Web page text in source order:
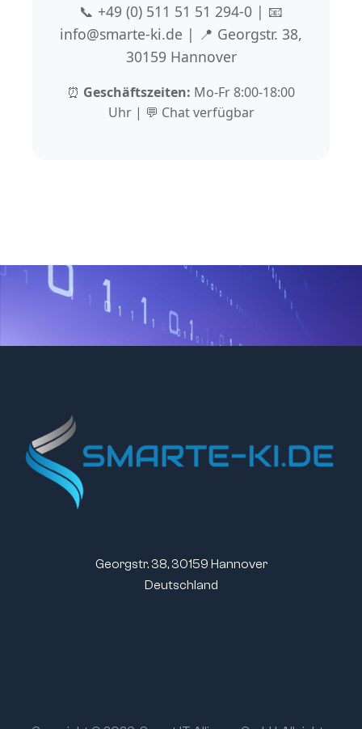
📞 +49 (0) 511 51 51 294-0 | 📧
info@smarte-ki.de | 📍 Georgstr. 38,
30159 Hannover
⏰ Geschäftszeiten: Mo-Fr 8:00-18:00
Uhr | 💬 Chat verfügbar
Georgstr. 38, 30159 Hannover
Deutschland